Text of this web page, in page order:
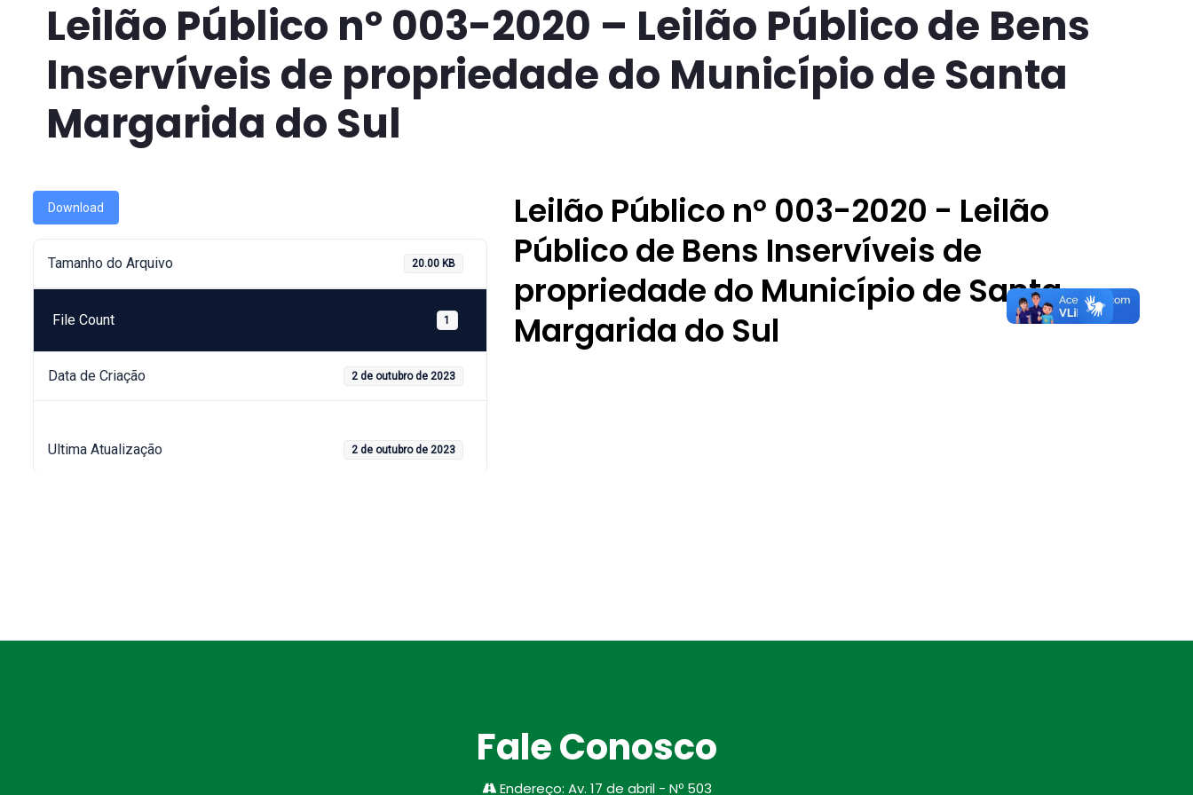
Leilão Público nº 003-2020 – Leilão Público de Bens
Inservíveis de propriedade do Município de Santa
Margarida do Sul
Download
Tamanho do Arquivo 20.00 KB
File Count 1
Data de Criação 2 de outubro de 2023
Ultima Atualização 2 de outubro de 2023
Leilão Público nº 003-2020 - Leilão
Público de Bens Inservíveis de
propriedade do Município de Santa
Margarida do Sul
Fale Conosco
Endereço: Av. 17 de abril - Nº 503